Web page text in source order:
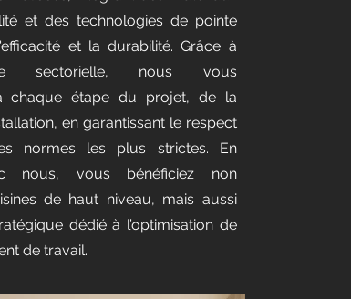
et des technologies de pointe
et la durabilité. Grâce à
sectorielle, nous vous
chaque étape du projet, de la
en garantissant le respect
normes les plus strictes. En
nous, vous bénéficiez non
de haut niveau, mais aussi
dédié à l’optimisation de
de travail.